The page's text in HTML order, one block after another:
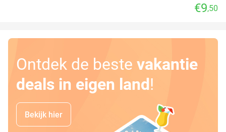
€9,50
Ontdek de beste vakantie
deals in eigen land!
Bekijk hier